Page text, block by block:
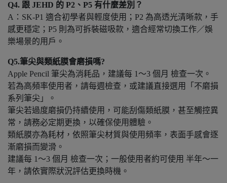
Q4. 跟 JEHD 的 P2、P5 有什麼差別？
A：SK-P1 適合初學者與輕度使用；P2 為高透光清晰款，手
感更穩定；P5 則為可拆裝磁吸款，適合經常切換工作／娛
樂場景的用戶。
Q5.筆尖與類紙膜會磨損嗎?
Apple Pencil 筆尖為消耗品，建議每 1～3 個月 檢查一次。
若為高頻率使用者，請每週檢查，或建議直接選用「不磨損
系列筆尖」。
筆尖若過度磨損仍持續使用，可能刮傷類紙膜，甚至觸控異
常，請務必定期更換，以確保使用體驗。
類紙膜亦為耗材，依照筆尖材質與使用頻率，表面手感會逐
漸磨損而變滑。
建議每 1～3 個月 檢查一次；一般使用者約可使用 半年～一
年，請依實際狀況評估更換時機。